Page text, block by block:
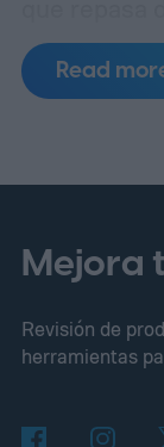
Read
Mejora
Revisión de
herramientas